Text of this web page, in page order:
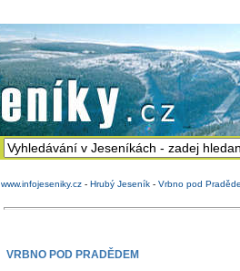
www.infojeseniky.cz- Hrubý Jeseník- Vrbno pod
VRBNO POD PRADĚDEM